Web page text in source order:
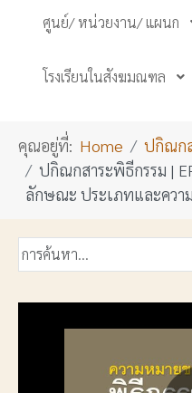
ศูนย์/ หน่วยงาน/ แผนก
โรงเรียนในสังฆมณฑล
คุณอยู่ที่: Home
ปกิณก
ปกิณกสาระพิธีกรรม |
ลักษณะ ประเภทและควา